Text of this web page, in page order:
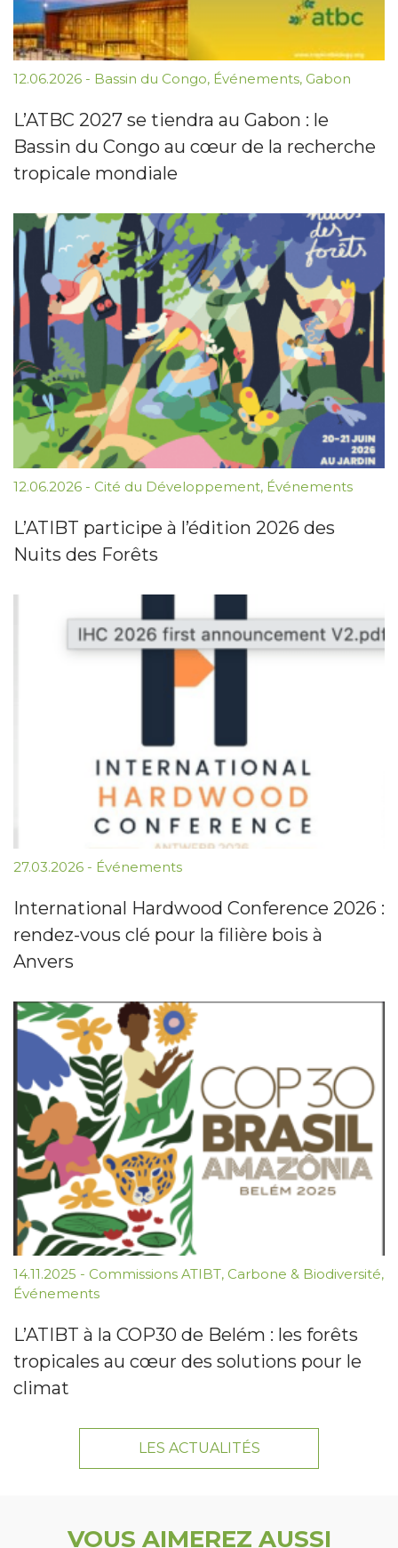
12.06.2026 - Bassin du Congo, Événements, Gabon
L’ATBC 2027 se tiendra au Gabon : le
Bassin du Congo au cœur de la recherche
tropicale mondiale
12.06.2026 - Cité du Développement, Événements
L’ATIBT participe à l’édition 2026 des
Nuits des Forêts
27.03.2026 - Événements
International Hardwood Conference 2026 :
rendez-vous clé pour la filière bois à
Anvers
14.11.2025 - Commissions ATIBT, Carbone & Biodiversité,
Événements
L’ATIBT à la COP30 de Belém : les forêts
tropicales au cœur des solutions pour le
climat
LES ACTUALITÉS
VOUS AIMEREZ AUSSI